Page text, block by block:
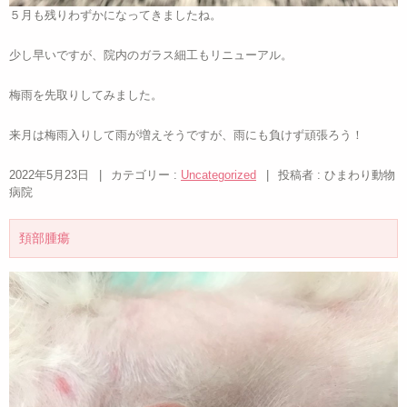
５月も残りわずかになってきましたね。
少し早いですが、院内のガラス細工もリニューアル。
梅雨を先取りしてみました。
来月は梅雨入りして雨が増えそうですが、雨にも負けず頑張ろう！
2022年5月23日 | カテゴリー : Uncategorized |
投稿者 : ひまわり動物
病院
頚部腫瘍